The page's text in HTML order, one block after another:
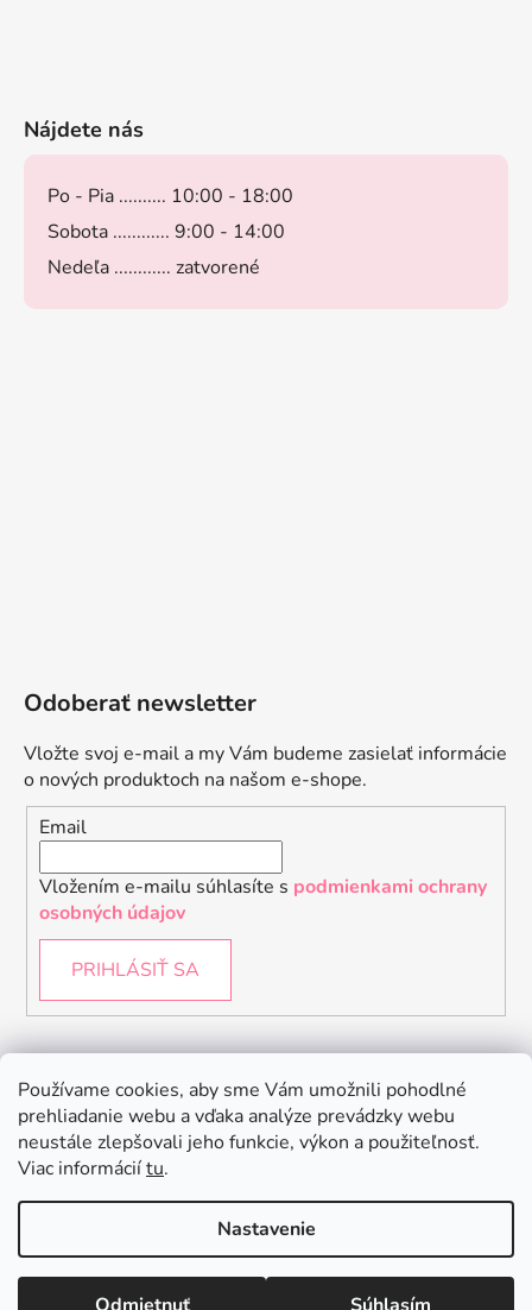
Používame cookies, aby sme Vám umožnili pohodlné
prehliadanie webu a vďaka analýze prevádzky webu
neustále zlepšovali jeho funkcie, výkon a použiteľnosť.
Viac informáciítu.
Nastavenie
Nájdete nás
Po - Pia .......... 10:00 - 18:00
Sobota ............ 9:00 - 14:00
Nedeľa ............ zatvorené
Odoberať newsletter
Vložte svoj e-mail a my Vám budeme zasielať informácie
o nových produktoch na našom e-shope.
Email
Vložením e-mailu súhlasíte s podmienkami ochrany
osobných údajov
PRIHLÁSIŤ SA
Instagram